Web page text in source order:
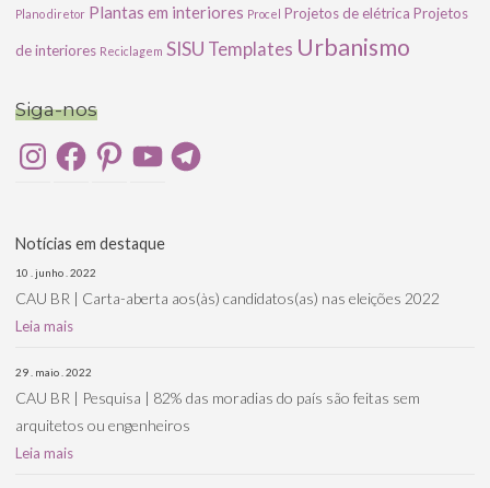
Plano diretor Plantas em interiores Procel Projetos de elétrica Projetos
de interiores Reciclagem SISU Templates Urbanismo
Siga-nos
InstagramFacebookPinterestYouTubeTelegram
Notícias em destaque
10 . junho . 2022
CAU BR | Carta-aberta aos(às) candidatos(as) nas eleições 2022
Leia mais
29 . maio . 2022
CAU BR | Pesquisa | 82% das moradias do país são feitas sem
arquitetos ou engenheiros
Leia mais